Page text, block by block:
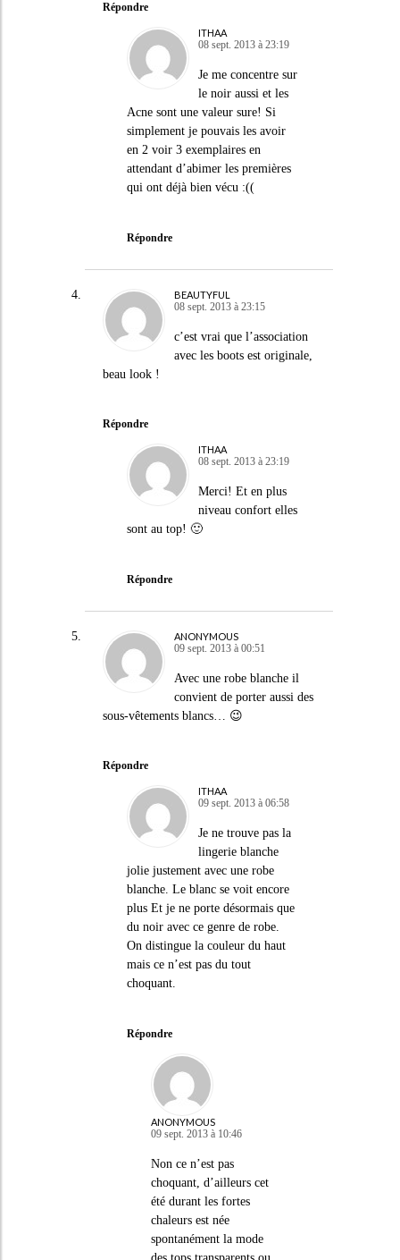
Répondre
ITHAA
08 sept. 2013 à 23:19
Je me concentre sur
le noir aussi et les
Acne sont une valeur sure! Si
simplement je pouvais les avoir
en 2 voir 3 exemplaires en
attendant d’abimer les premières
qui ont déjà bien vécu :((
Répondre
BEAUTYFUL
08 sept. 2013 à 23:15
c’est vrai que l’association
avec les boots est originale,
beau look !
Répondre
ITHAA
08 sept. 2013 à 23:19
Merci! Et en plus
niveau confort elles
sont au top! 🙂
Répondre
ANONYMOUS
09 sept. 2013 à 00:51
Avec une robe blanche il
convient de porter aussi des
sous-vêtements blancs… 😉
Répondre
ITHAA
09 sept. 2013 à 06:58
Je ne trouve pas la
lingerie blanche
jolie justement avec une robe
blanche. Le blanc se voit encore
plus Et je ne porte désormais que
du noir avec ce genre de robe.
On distingue la couleur du haut
mais ce n’est pas du tout
choquant.
Répondre
ANONYMOUS
09 sept. 2013 à 10:46
Non ce n’est pas
choquant, d’ailleurs cet
été durant les fortes
chaleurs est née
spontanément la mode
des tops transparents ou